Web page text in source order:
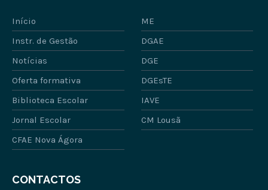
Início
ME
Instr. de Gestão
DGAE
Notícias
DGE
Oferta formativa
DGEsTE
Biblioteca Escolar
IAVE
Jornal Escolar
CM Lousã
CFAE Nova Ágora
CONTACTOS